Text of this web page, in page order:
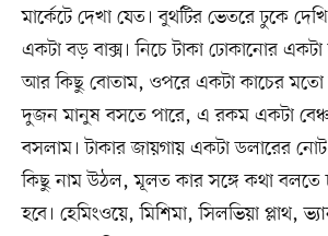
মার্কেটে দেখা যেত। বুথটির ভেতরে ঢুকে
একটা বড় বাক্স। নিচে টাকা ঢোকানোর
আর কিছু বোতাম, ওপরে একটা কাচের মতো
দুজন মানুষ বসতে পারে, এ রকম একটা
বসলাম। টাকার জায়গায় একটা ডলারের নোট
কিছু নাম উঠল, মূলত কার সঙ্গে কথা বলতে
হবে। হেমিংওয়ে, মিশিমা, সিলভিয়া প্লাথ,